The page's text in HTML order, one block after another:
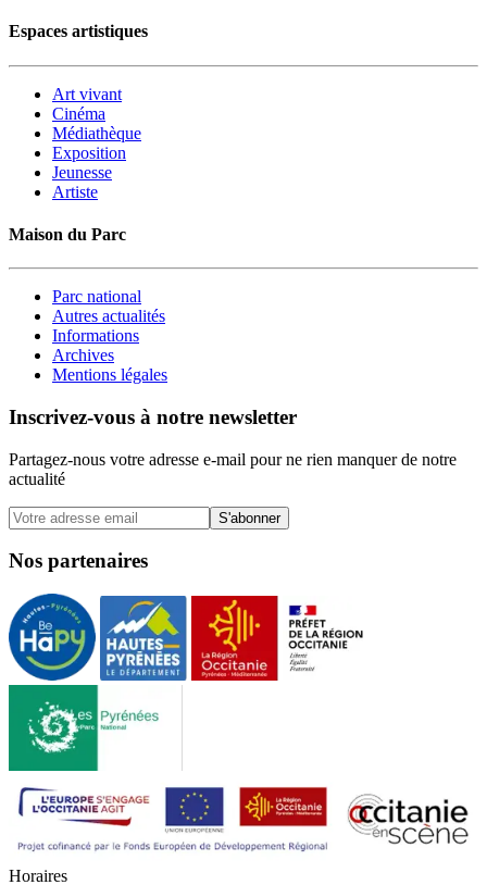
Espaces artistiques
Art vivant
Cinéma
Médiathèque
Exposition
Jeunesse
Artiste
Maison du Parc
Parc national
Autres actualités
Informations
Archives
Mentions légales
Inscrivez-vous à notre newsletter
Partagez-nous votre adresse e-mail pour ne rien manquer de notre
actualité
S'abonner
Nos partenaires
Horaires